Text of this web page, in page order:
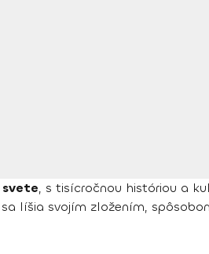
svete, s tisícročnou históriou a
líšia svojím zložením,